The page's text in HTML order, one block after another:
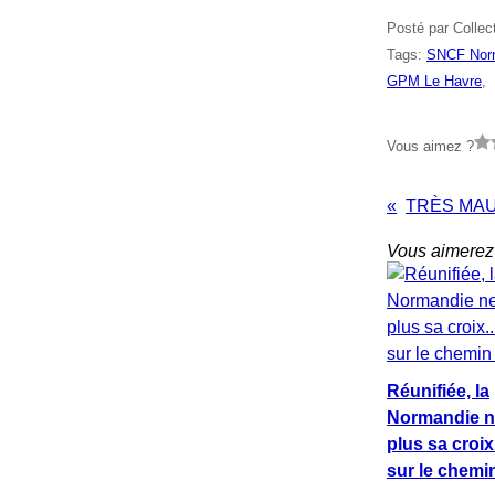
Posté par
Tags: SNCF
GPM Le Havre,
Vous aimez ?
Vous
Réunifiée, la
Normandie
plus sa
sur le